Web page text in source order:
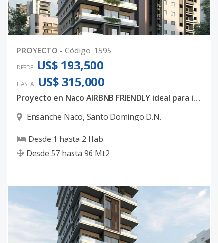
PROYECTO - Código: 1595
DESDE US$ 193,500
HASTA US$ 315,000
Proyecto en Naco AIRBNB FRIENDLY ideal para inversión.
Ensanche Naco, Santo Domingo D.N.
Desde 1 hasta 2 Hab.
Desde 57 hasta 96 Mt2